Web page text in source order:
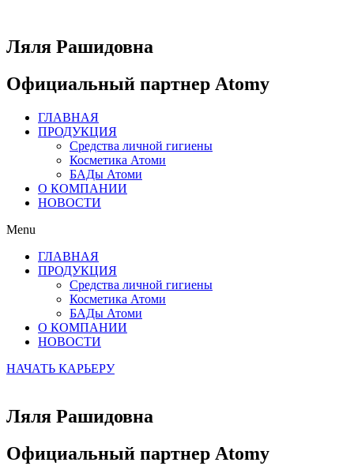
содержимому
Ляля Рашидовна
Официальный партнер Atomy
ГЛАВНАЯ
ПРОДУКЦИЯ
Средства личной гигиены
Косметика Атоми
БАДы Атоми
О КОМПАНИИ
НОВОСТИ
Menu
ГЛАВНАЯ
ПРОДУКЦИЯ
Средства личной гигиены
Косметика Атоми
БАДы Атоми
О КОМПАНИИ
НОВОСТИ
НАЧАТЬ КАРЬЕРУ
Ляля Рашидовна
Официальный партнер Atomy